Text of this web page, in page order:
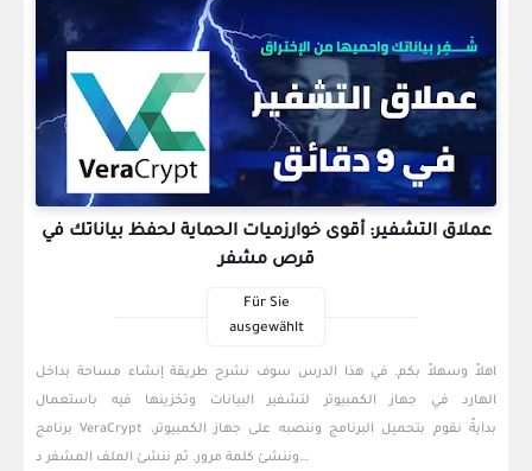
عملاق التشفير: أقوى خوارزميات الحماية لحفظ بياناتك في
قرص مشفر
Für Sie
ausgewählt
اهلاً وسهلاً بكم. في هذا الدرس سوف نشرح طريقة إنشاء مساحة بداخل
الهارد في جهاز الكمبيوتر لتشفير البيانات وتخزينها فيه باستعمال
برنامج VeraCrypt بدايةً نقوم بتحميل البرنامج وننصبه على جهاز الكمبيوتر،
وننشئ كلمة مرور. ثم ننشئ الملف المشفر د…